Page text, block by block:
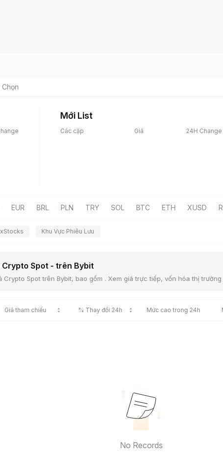
Mới List
Các cặp Giá 24H Change
EUR BRL PLN TRY SOL BTC ETH XUSD
xStocks Khu Vực Phiêu Lưu
Crypto Spot - trên Bybit
Spot trên Bybit, bao gồm . Xem giá trực tiếp, vốn hóa thị
Giá tham chiếu % Thay đổi 24h Mức cao trong 24h
No Records